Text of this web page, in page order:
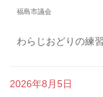
福島市議会
わらじおどりの練
2026年8月5日